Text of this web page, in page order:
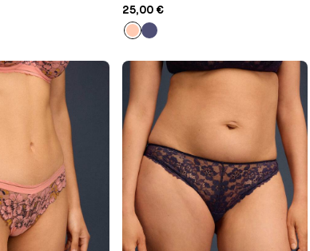
25,00 €
Pêche